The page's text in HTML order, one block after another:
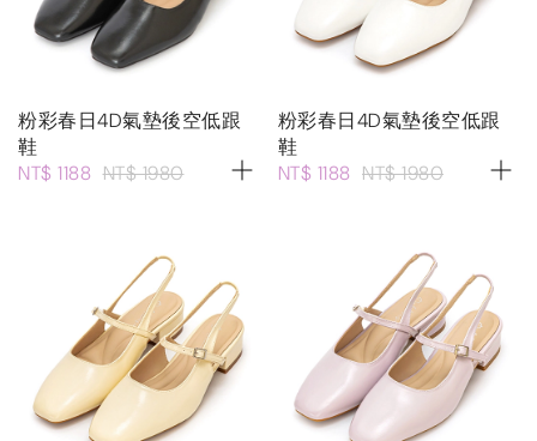
粉彩春日4D氣墊後空低跟
鞋
NT$ 1188 NT$ 1980
粉彩春日4D氣墊後空低跟
鞋
NT$ 1188 NT$ 1980